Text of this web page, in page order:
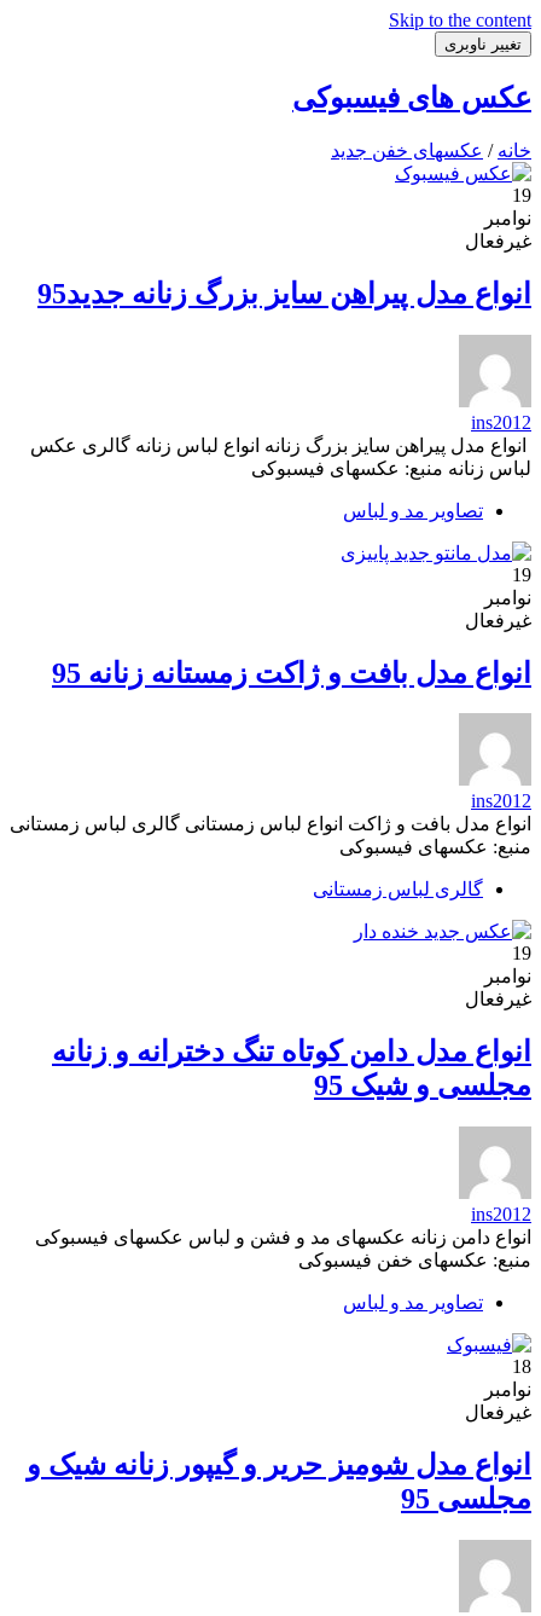
Skip to the content
تغییر ناوبری
عکس های فیسبوکی
خانه / عکسهای خفن جدید
19
نوامبر
غیرفعال
انواع مدل پیراهن سایز بزرگ زنانه جدید95
ins2012
انواع مدل پیراهن سایز بزرگ زنانه انواع لباس زنانه گالری عکس
لباس زنانه منبع: عکسهای فیسبوکی
تصاویر مد و لباس
19
نوامبر
غیرفعال
انواع مدل بافت و ژاکت زمستانه زنانه 95
ins2012
انواع مدل بافت و ژاکت انواع لباس زمستانی گالری لباس زمستانی
منبع: عکسهای فیسبوکی
گالری لباس زمستانی
19
نوامبر
غیرفعال
انواع مدل دامن کوتاه تنگ دخترانه و زنانه
مجلسی و شیک 95
ins2012
انواع دامن زنانه عکسهای مد و فشن و لباس عکسهای فیسبوکی
منبع: عکسهای خفن فیسبوکی
تصاویر مد و لباس
18
نوامبر
غیرفعال
انواع مدل شومیز حریر و گیپور زنانه شیک و
مجلسی 95